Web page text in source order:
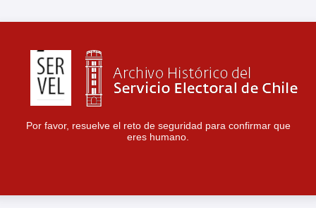
Por favor, resuelve el reto de seguridad para confirmar que
eres humano.